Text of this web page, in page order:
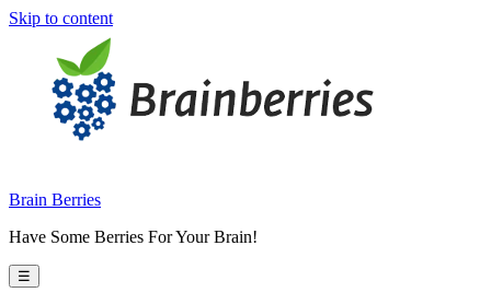
Skip to content
Brain Berries
Have Some Berries For Your Brain!
☰